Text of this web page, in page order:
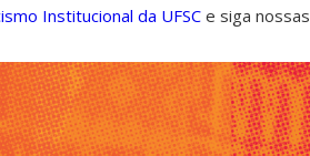
Institucional da UFSC e siga